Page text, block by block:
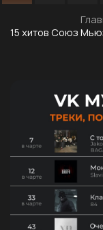
15 хитов Союз